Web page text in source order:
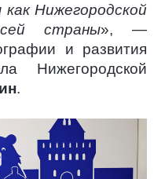
Нижегородской
страны», —
и развития
Нижегородской
.